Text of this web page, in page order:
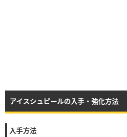
アイスシュピールの入手・強化方法
入手方法